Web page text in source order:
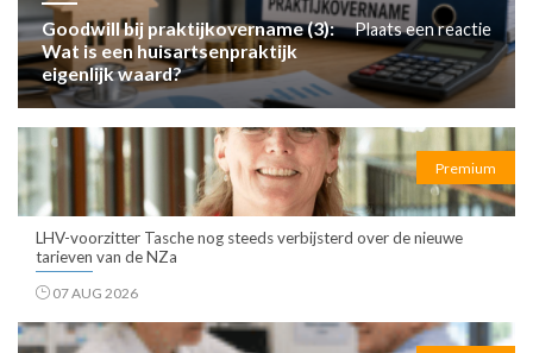
Goodwill bij praktijkovername (3):
Wat is een huisartsenpraktijk
eigenlijk waard?
Plaats een reactie
Premium
LHV-voorzitter Tasche nog steeds verbijsterd over de nieuwe
tarieven van de NZa
07 AUG 2026